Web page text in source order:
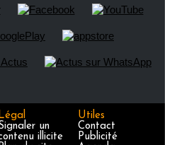
un
illicite
Utiles
Contact
Publicité